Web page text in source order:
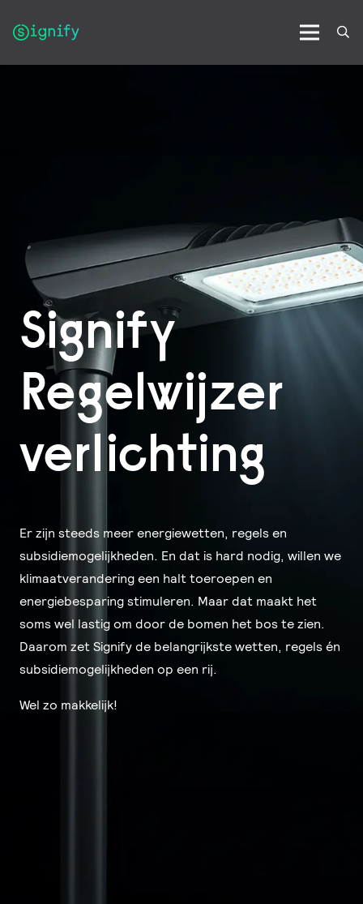
Signify
Regelwijzer
verlichting
Er zijn steeds meer energiewetten, regels en
subsidiemogelijkheden. En dat is hard nodig, willen we
klimaatverandering een halt toeroepen en
energiebesparing stimuleren. Maar dat maakt het
soms wel lastig om door de bomen het bos te zien.
Daarom zet Signify de belangrijkste wetten, regels én
subsidiemogelijkheden op een rij.
Wel zo makkelijk!